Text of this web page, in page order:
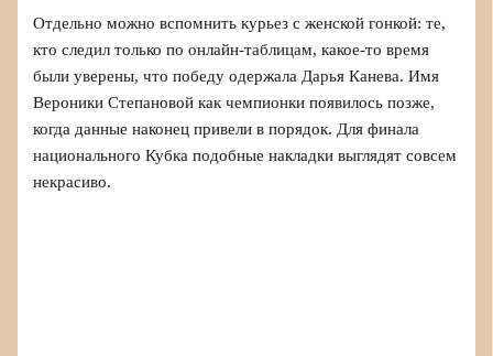
Отдельно можно вспомнить курьез с женской гонкой: те,
кто следил только по онлайн-таблицам, какое-то время
были уверены, что победу одержала Дарья Канева. Имя
Вероники Степановой как чемпионки появилось позже,
когда данные наконец привели в порядок. Для финала
национального Кубка подобные накладки выглядят совсем
некрасиво.